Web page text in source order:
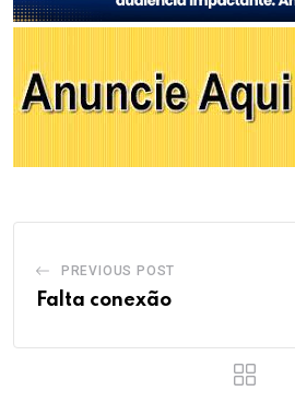
PREVIOUS POST
Falta conexão